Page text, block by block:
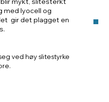
med lyocell og
gir det plagget en
ved høy slitestyrke